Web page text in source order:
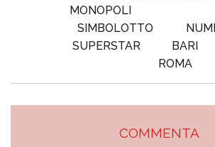
MONOPOLI
SIMBOLOTTO
SUPERSTAR
BARI
ROMA
COMMENTA